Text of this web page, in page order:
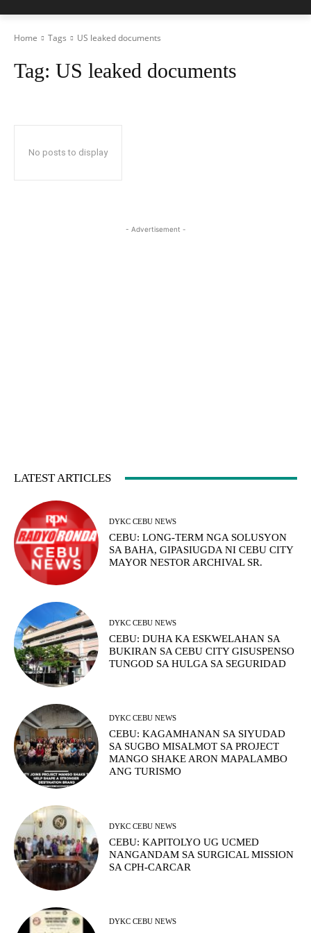
Home Tags US leaked documents
Tag: US leaked documents
No posts to display
- Advertisement -
LATEST ARTICLES
DYKC CEBU NEWS
CEBU: LONG-TERM NGA SOLUSYON
SA BAHA, GIPASIUGDA NI CEBU CITY
MAYOR NESTOR ARCHIVAL SR.
DYKC CEBU NEWS
CEBU: DUHA KA ESKWELAHAN SA
BUKIRAN SA CEBU CITY GISUSPENSO
TUNGOD SA HULGA SA SEGURIDAD
DYKC CEBU NEWS
CEBU: KAGAMHANAN SA SIYUDAD
SA SUGBO MISALMOT SA PROJECT
MANGO SHAKE ARON MAPALAMBO
ANG TURISMO
DYKC CEBU NEWS
CEBU: KAPITOLYO UG UCMED
NANGANDAM SA SURGICAL MISSION
SA CPH-CARCAR
DYKC CEBU NEWS